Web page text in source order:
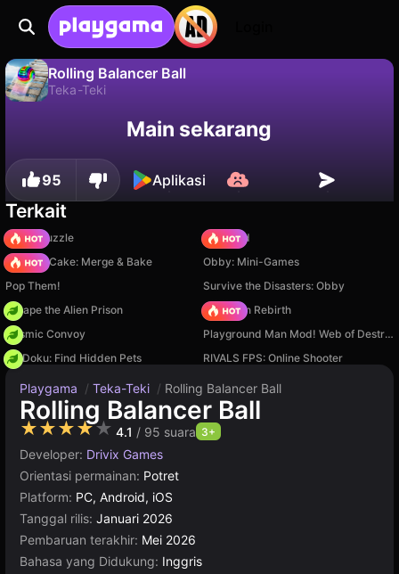
Rolling Balancer Ball
Teka-Teki
Simpan progresnya!
Main sekarang
95 Aplikasi
Terkait
Arrow Puzzle
TB World
Piece of Cake: Merge & Bake
Obby: Mini-Games
Pop Them!
Survive the Disasters: Obby
Escape the Alien Prison
Stickman Rebirth
Cosmic Convoy
Playground Man Mod! Web of Destruction!
PetDoku: Find Hidden Pets
RIVALS FPS: Online Shooter
Playgama / Teka-Teki / Rolling Balancer Ball
Rolling Balancer Ball
★★★★★ 4.1 / 95 suara 3+
Developer: Drivix Games
Orientasi permainan: Potret
Platform: PC, Android, iOS
Tanggal rilis: Januari 2026
Pembaruan terakhir: Mei 2026
Bahasa yang Didukung: Inggris